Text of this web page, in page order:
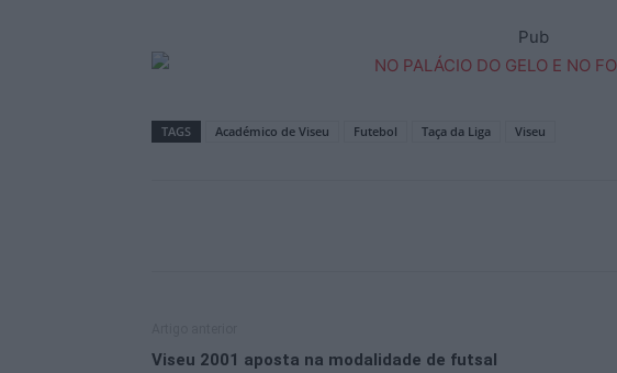
Pub
TAGS Académico de Viseu Futebol Taça da Liga Viseu
Viseu 2001 aposta na modalidade de futsal